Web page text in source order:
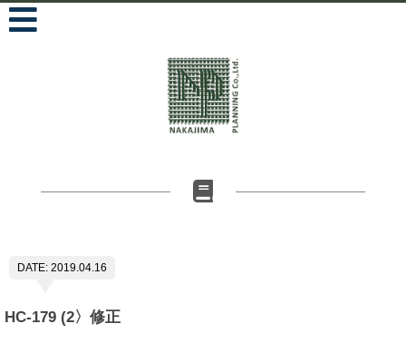
DATE: 2019.04.16
HC-179 (2〉修正